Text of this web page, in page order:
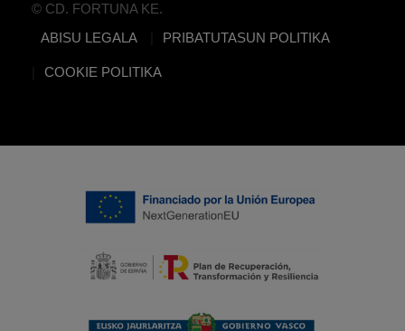
© CD. FORTUNA KE.
ABISU LEGALA
PRIBATUTASUN POLITIKA
COOKIE POLITIKA